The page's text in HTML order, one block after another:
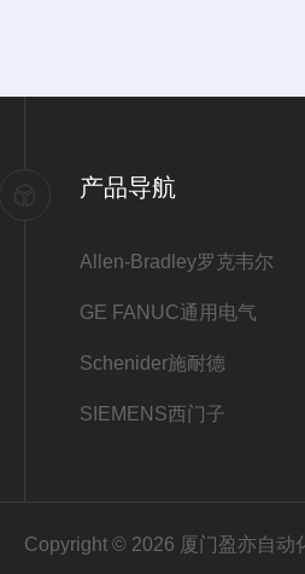
产品导航
Allen-Bradley罗克韦尔
GE FANUC通用电气
Schenider施耐德
SIEMENS西门子
Copyright © 2026 厦门盈亦自